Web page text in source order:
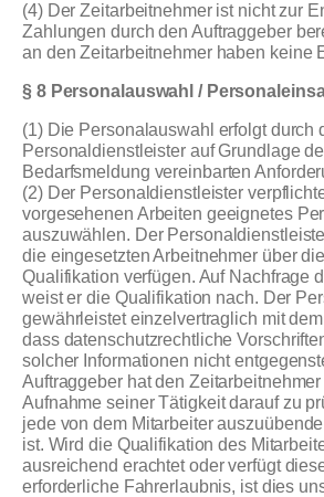
(4) Der Zeitarbeitnehmer ist nicht zur
Zahlungen durch den Auftraggeber
an den Zeitarbeitnehmer haben keine
§ 8 Personalauswahl /
(1) Die Personalauswahl erfolgt durch
Personaldienstleister auf Grundlage
Bedarfsmeldung vereinbarten
(2) Der Personaldienstleister
vorgesehenen Arbeiten geeignetes
auszuwählen. Der
die eingesetzten Arbeitnehmer über
Qualifikation verfügen. Auf Nachfrage
weist er die Qualifikation nach. Der
gewährleistet einzelvertraglich mit
dass datenschutzrechtliche
solcher Informationen nicht
Auftraggeber hat den Zeitarbeitnehmer
Aufnahme seiner Tätigkeit darauf zu
jede von dem Mitarbeiter
ist. Wird die Qualifikation des
ausreichend erachtet oder verfügt
erforderliche Fahrerlaubnis, ist dies